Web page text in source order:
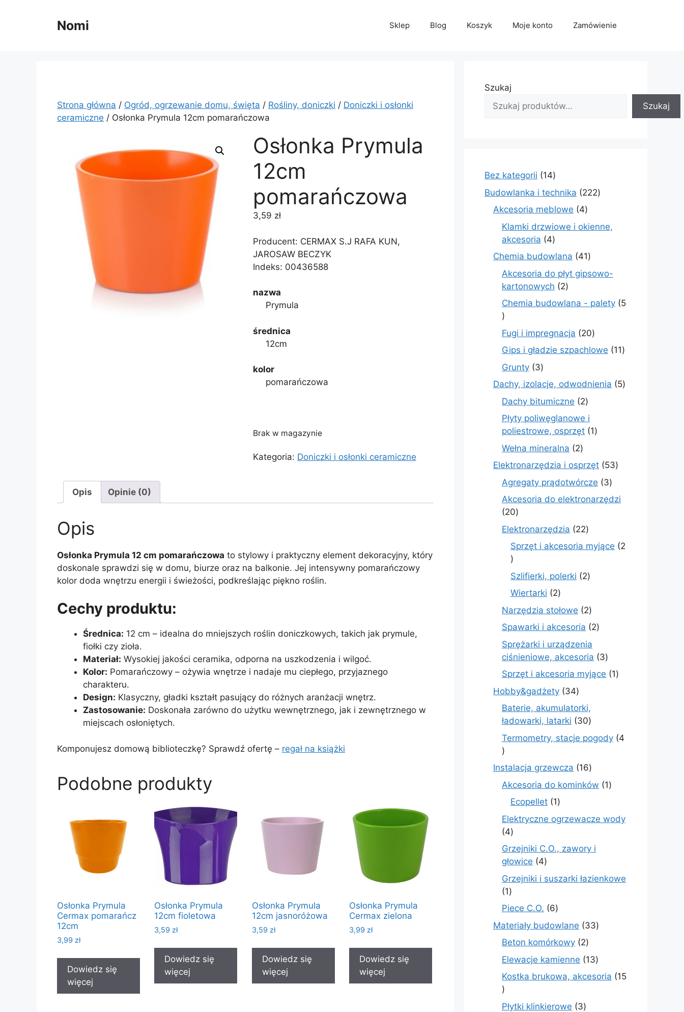
Nomi Sklep Blog Koszyk Moje konto Zamówienie
Strona główna / Ogród, ogrzewanie domu, święta / Rośliny, doniczki / Doniczki i osłonki
ceramiczne / Osłonka Prymula 12cm pomarańczowa
Osłonka Prymula
12cm
pomarańczowa
3,59 zł
Producent: CERMAX S.J RAFA KUN,
JAROSAW BECZYK
Indeks: 00436588
nazwa
Prymula
średnica
12cm
kolor
pomarańczowa
Brak w magazynie
Kategoria: Doniczki i osłonki ceramiczne
Opis Opinie (0)
Opis
Osłonka Prymula 12 cm pomarańczowa to stylowy i praktyczny element dekoracyjny, który
doskonale sprawdzi się w domu, biurze oraz na balkonie. Jej intensywny pomarańczowy
kolor doda wnętrzu energii i świeżości, podkreślając piękno roślin.
Cechy produktu:
Średnica: 12 cm – idealna do mniejszych roślin doniczkowych, takich jak prymule,
fiołki czy zioła.
Materiał: Wysokiej jakości ceramika, odporna na uszkodzenia i wilgoć.
Kolor: Pomarańczowy – ożywia wnętrze i nadaje mu ciepłego, przyjaznego
charakteru.
Design: Klasyczny, gładki kształt pasujący do różnych aranżacji wnętrz.
Zastosowanie: Doskonała zarówno do użytku wewnętrznego, jak i zewnętrznego w
miejscach osłoniętych.
Komponujesz domową biblioteczkę? Sprawdź ofertę – regał na książki
Podobne produkty
Osłonka Prymula
Cermax pomarańcz
12cm
3,99 zł
Dowiedz się
więcej
Osłonka Prymula
12cm fioletowa
3,59zł
Dowiedz się
więcej
Osłonka Prymula
12cm jasnoróżowa
3,59 zł
Dowiedz się
więcej
Osłonka Prymula
Cermax zielona
3,99 zł
Dowiedz się
więcej
Szukaj
Szukaj
Bez kategorii 1414
produktów
Budowlanka i technika 222222
Akcesoria meblowe 44
produkty
Klamki drzwiowe i okienne,
akcesoria
44
produkty
Chemia budowlana 4141
Akcesoria do płyt gipsowo-
kartonowych
22
produkty
Chemia budowlana - palety 5
5
produktów
Fugi i impregnacja 2020
produktów
Gips i gładzie szpachlowe 1111
Grunty 33
produkty
Dachy, izolacje, odwodnienia 55
Dachy bitumiczne 22
produkty
Płyty poliwęglanowe i
poliestrowe, osprzęt 11
Wełna mineralna 22
produkty
Elektronarzędzia i osprzęt 5353
Agregaty prądotwórcze 33
produkty
Akcesoria do elektronarzędzi
2020
produktów
Elektronarzędzia 2222
produkty
Sprzęt i akcesoria myjące
2
2
produkty
Szlifierki, polerki 22
Wiertarki 22
produkty
Narzędzia stołowe 22
produkty
Spawarki i akcesoria 22
Sprężarki i urządzenia
ciśnieniowe, akcesoria
33
produkty
Sprzęt i akcesoria myjące 11
Hobby&gadżety 3434
produkty
Baterie, akumulatorki,
ładowarki, latarki
3030
produktów
Termometry, stacje pogody 4
4
produkty
Instalacja grzewcza 1616
produktów
Akcesoria do kominków 11
Ecopellet 11
Elektryczne ogrzewacze wody
44
produkty
Grzejniki C.O., zawory i
głowice
44
produkty
Grzejniki i suszarki łazienkowe
11
produkt
Piece C.O. 66
produktów
Materiały budowlane 3333
Beton komórkowy 22
produkty
Elewacje kamienne 1313
produktów
Kostka brukowa, akcesoria
15
15
produktów
Płytki klinkierowe 33